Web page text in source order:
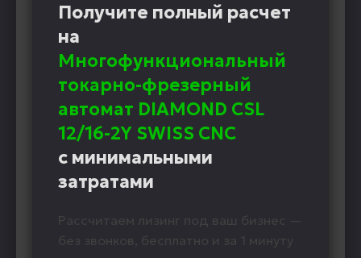
Получите полный расчет
на
Многофункциональный
токарно-фрезерный
автомат DIAMOND CSL
12/16-2Y SWISS CNC
с минимальными
затратами
Рассчитаем лизинг под ваш бизнес —
без звонков, бесплатно и за 1 минуту